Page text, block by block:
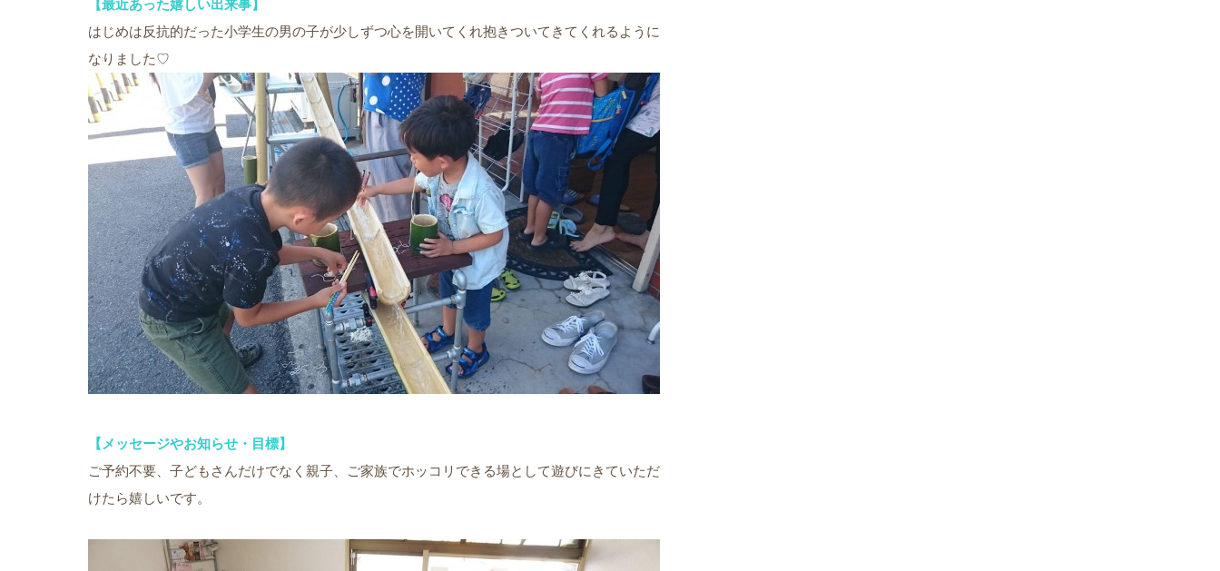
【最近あった嬉しい出来事】
はじめは反抗的だった小学生の男の子が少しずつ心を開いてくれ抱きついてきてくれるように
なりました♡
【メッセージやお知らせ・目標】
ご予約不要、子どもさんだけでなく親子、ご家族でホッコリできる場として遊びにきていただ
けたら嬉しいです。